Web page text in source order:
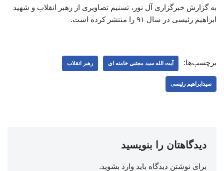
به گزارش خبرگزاری آل نور، تسنیم تصاویری از رهبر انقلاب و شهید
ابراهیم رئیسی در سال ۹۱ را منتشر کرده است.
برچسب‌ها: آیت الله سید مجتبی خامنه ای رهبر انقلاب
سیدابراهیم رئیسی
دیدگاهتان را بنویسید
برای نوشتن دیدگاه باید وارد بشوید.